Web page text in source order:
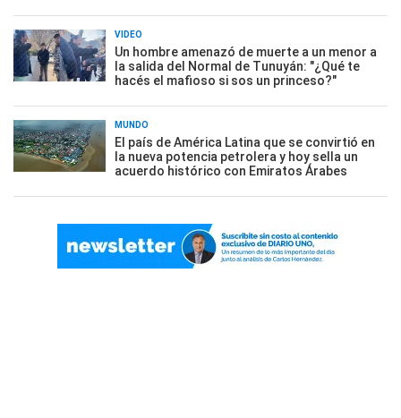
VIDEO
Un hombre amenazó de muerte a un menor a
la salida del Normal de Tunuyán: "¿Qué te
hacés el mafioso si sos un princeso?"
MUNDO
El país de América Latina que se convirtió en
la nueva potencia petrolera y hoy sella un
acuerdo histórico con Emiratos Árabes